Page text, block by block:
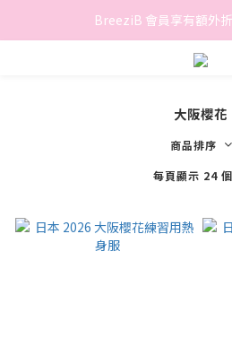
香港地區滿$500免費送貨 (離
BreeziB 會員享有額外
香港地區滿$500免費送貨 (離
大阪櫻花
商品排序
每頁顯示 24 個